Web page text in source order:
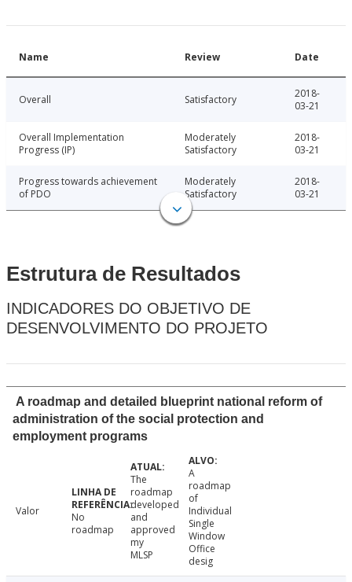
Name Review Date
Overall Satisfactory
2018-
03-21
Overall Implementation
Progress (IP)
Moderately
Satisfactory
2018-
03-21
Progress towards achievement
of PDO
Moderately
Satisfactory
2018-
03-21
Estrutura de Resultados
INDICADORES DO OBJETIVO DE
DESENVOLVIMENTO DO PROJETO
A roadmap and detailed blueprint national reform of
administration of the social protection and
employment programs
Valor
No
roadmap
The
roadmap
developed
and
approved
my
MLSP
A
roadmap
of
Individual
Single
Window
Office
desig